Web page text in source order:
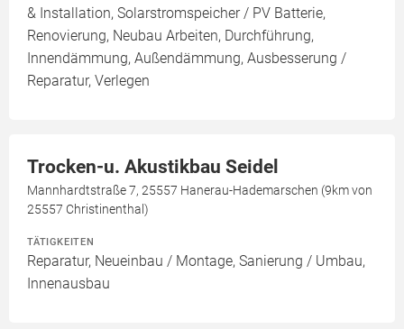
& Installation, Solarstromspeicher / PV Batterie,
Renovierung, Neubau Arbeiten, Durchführung,
Innendämmung, Außendämmung, Ausbesserung /
Reparatur, Verlegen
Trocken-u. Akustikbau Seidel
Mannhardtstraße 7, 25557 Hanerau-Hademarschen (9km von
25557 Christinenthal)
TÄTIGKEITEN
Reparatur, Neueinbau / Montage, Sanierung / Umbau,
Innenausbau